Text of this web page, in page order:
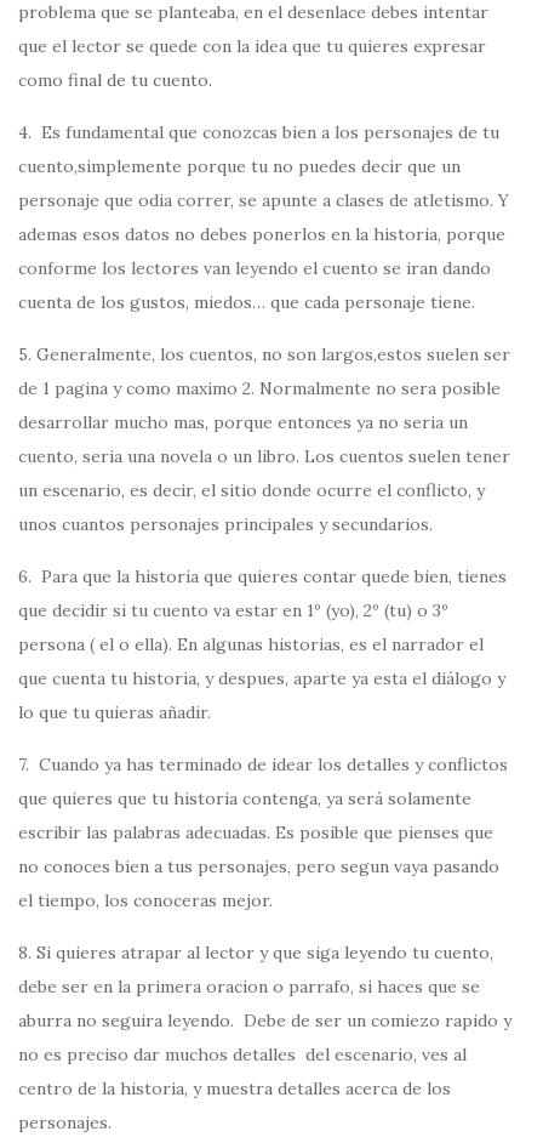
problema que se planteaba, en el desenlace debes intentar
que el lector se quede con la idea que tu quieres expresar
como final de tu cuento.
4. Es fundamental que conozcas bien a los personajes de tu
cuento,simplemente porque tu no puedes decir que un
personaje que odia correr, se apunte a clases de atletismo. Y
ademas esos datos no debes ponerlos en la historia, porque
conforme los lectores van leyendo el cuento se iran dando
cuenta de los gustos, miedos… que cada personaje tiene.
5. Generalmente, los cuentos, no son largos,estos suelen ser
de 1 pagina y como maximo 2. Normalmente no sera posible
desarrollar mucho mas, porque entonces ya no seria un
cuento, seria una novela o un libro. Los cuentos suelen tener
un escenario, es decir, el sitio donde ocurre el conflicto, y
unos cuantos personajes principales y secundarios.
6. Para que la historia que quieres contar quede bien, tienes
que decidir si tu cuento va estar en 1º (yo), 2º (tu) o 3º
persona ( el o ella). En algunas historias, es el narrador el
que cuenta tu historia, y despues, aparte ya esta el diálogo y
lo que tu quieras añadir.
7. Cuando ya has terminado de idear los detalles y conflictos
que quieres que tu historia contenga, ya será solamente
escribir las palabras adecuadas. Es posible que pienses que
no conoces bien a tus personajes, pero segun vaya pasando
el tiempo, los conoceras mejor.
8. Si quieres atrapar al lector y que siga leyendo tu cuento,
debe ser en la primera oracion o parrafo, si haces que se
aburra no seguira leyendo. Debe de ser un comiezo rapido y
no es preciso dar muchos detalles del escenario, ves al
centro de la historia, y muestra detalles acerca de los
personajes.